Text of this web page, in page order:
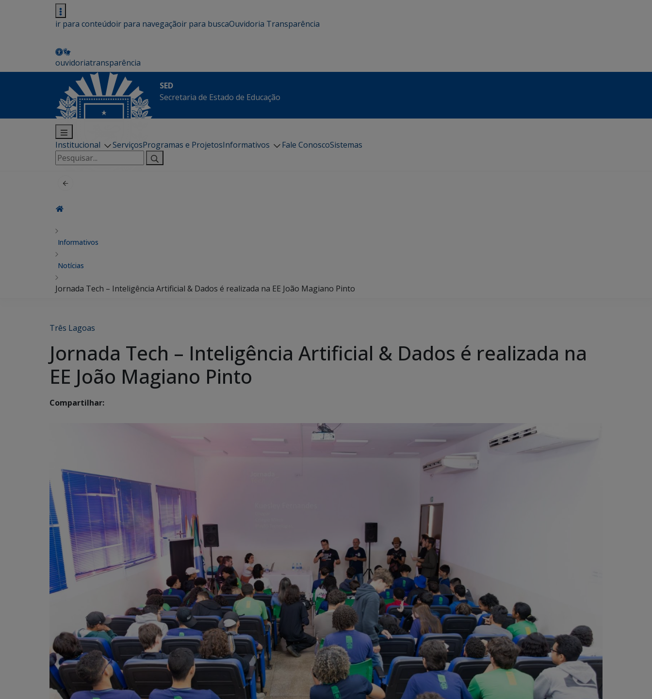
ir para conteúdoir para navegaçãoir para buscaOuvidoria Transparência
ouvidoriatransparência
SED
Secretaria de Estado de Educação
Institucional ServiçosProgramas e ProjetosInformativos Fale ConoscoSistemas
Pesquisar
por:
Informativos
Notícias
Jornada Tech – Inteligência Artificial & Dados é realizada na EE João Magiano Pinto
Três Lagoas
Jornada Tech – Inteligência Artificial & Dados é realizada na
EE João Magiano Pinto
Compartilhar: